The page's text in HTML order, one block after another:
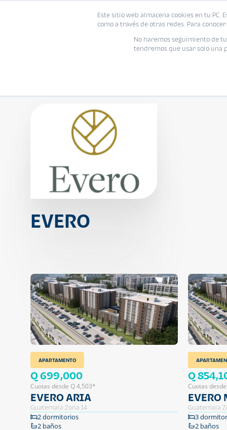
Este sitio web almacena cookies en tu
como a través de otras redes. Para
No haremos seguimiento de
tendremos que usar solo una
EVERO
APARTAMENTO
Q 699,000
Cuotas desde Q 4,503*
EVERO ARIA
Guatemala Zona 14
2 dormitorios
2 baños
Q
Cuotas
EVERO
Guatemala
3
2 baños